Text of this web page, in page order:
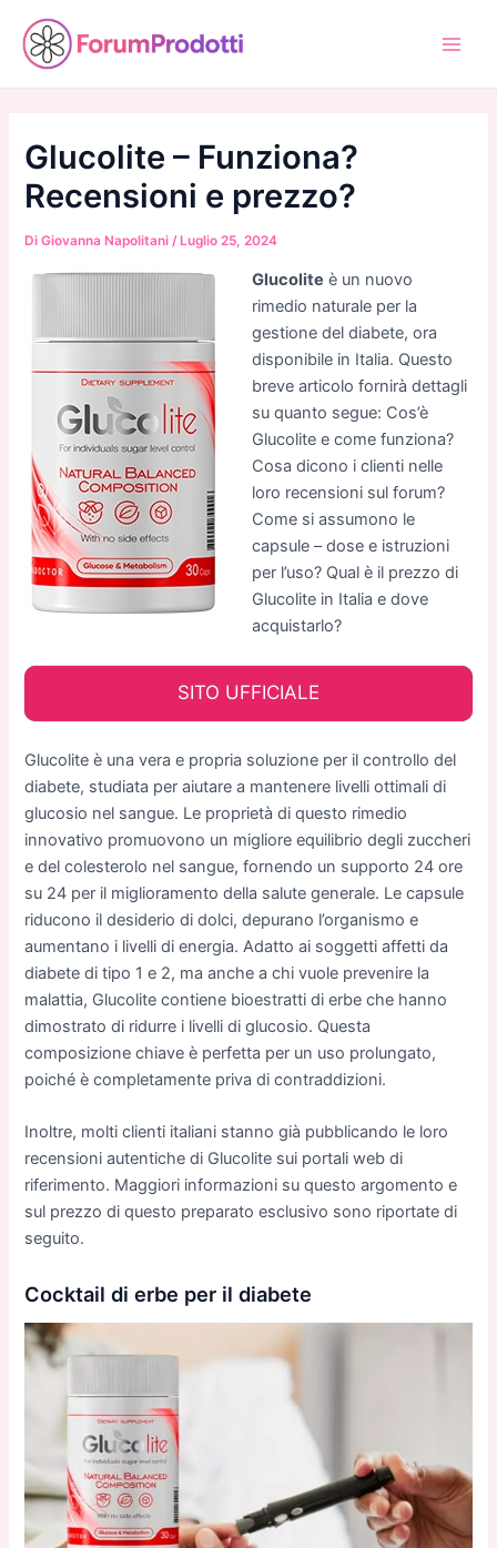
contenuto
Glucolite – Funziona?
Recensioni e prezzo?
DiGiovanna Napolitani /Luglio 25, 2024
Glucolite è un nuovo
rimedio naturale per la
gestione del diabete, ora
disponibile in Italia. Questo
breve articolo fornirà dettagli
su quanto segue: Cos’è
Glucolite e come funziona?
Cosa dicono i clienti nelle
loro recensioni sul forum?
Come si assumono le
capsule – dose e istruzioni
per l’uso? Qual è il prezzo di
Glucolite in Italia e dove
acquistarlo?
SITO UFFICIALE
Glucolite è una vera e propria soluzione per il controllo del
diabete, studiata per aiutare a mantenere livelli ottimali di
glucosio nel sangue. Le proprietà di questo rimedio
innovativo promuovono un migliore equilibrio degli zuccheri
e del colesterolo nel sangue, fornendo un supporto 24 ore
su 24 per il miglioramento della salute generale. Le capsule
riducono il desiderio di dolci, depurano l’organismo e
aumentano i livelli di energia. Adatto ai soggetti affetti da
diabete di tipo 1 e 2, ma anche a chi vuole prevenire la
malattia, Glucolite contiene bioestratti di erbe che hanno
dimostrato di ridurre i livelli di glucosio. Questa
composizione chiave è perfetta per un uso prolungato,
poiché è completamente priva di contraddizioni.
Inoltre, molti clienti italiani stanno già pubblicando le loro
recensioni autentiche di Glucolite sui portali web di
riferimento. Maggiori informazioni su questo argomento e
sul prezzo di questo preparato esclusivo sono riportate di
seguito.
Cocktail di erbe per il diabete